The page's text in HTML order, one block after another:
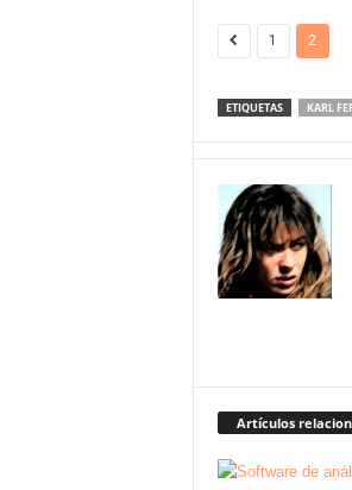
1 2
ETIQUETAS KARL
Artículos